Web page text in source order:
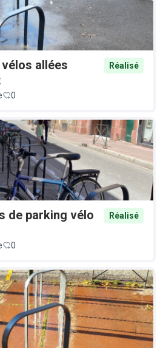
allées
Réalisé
0
de parking vélo
Réalisé
0